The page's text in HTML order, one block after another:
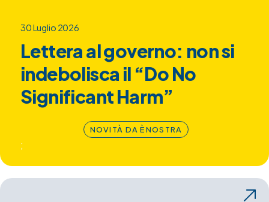
30 Luglio 2026
Lettera al governo: non si
indebolisca il “Do No
Significant Harm”
NOVITÀ DA ÈNOSTRA
;